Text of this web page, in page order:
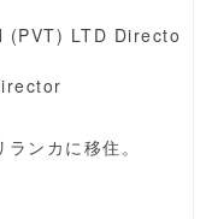
(PVT) LTD Directo
ンカに移住。